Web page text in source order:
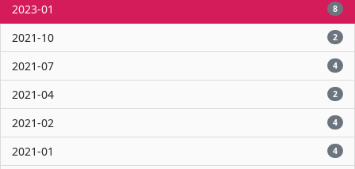
2023-01 8
2021-10 2
2021-07 4
2021-04 2
2021-02 4
2021-01 4